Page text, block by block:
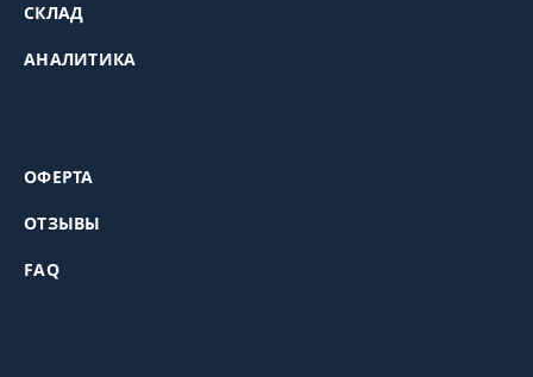
СКЛАД
АНАЛИТИКА
ОФЕРТА
ОТЗЫВЫ
FAQ